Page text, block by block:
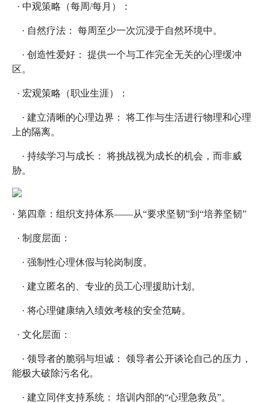
· 中观策略（每周/每月）：
· 自然疗法： 每周至少一次沉浸于自然环境中。
· 创造性爱好： 提供一个与工作完全无关的心理缓冲
区。
· 宏观策略（职业生涯）：
· 建立清晰的心理边界： 将工作与生活进行物理和心理
上的隔离。
· 持续学习与成长： 将挑战视为成长的机会，而非威
胁。
· 第四章：组织支持体系——从“要求坚韧”到“培养坚韧”
· 制度层面：
· 强制性心理休假与轮岗制度。
· 建立匿名的、专业的员工心理援助计划。
· 将心理健康纳入绩效考核的安全范畴。
· 文化层面：
· 领导者的脆弱与坦诚： 领导者公开谈论自己的压力，
能极大破除污名化。
· 建立同伴支持系统： 培训内部的“心理急救员”。